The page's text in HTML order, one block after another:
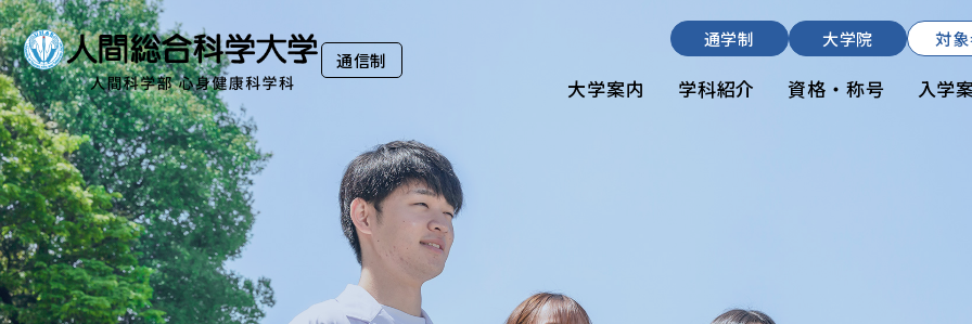
通信制
通信制
Guide
Department
資格・称号
Qualification
入学案内
入学希望の方
在学生の方
資料請求・ダウンロード
大学案内 学科紹介 資格・称号 入学
通学制 大学院 対